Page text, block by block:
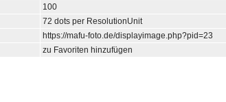
100
72 dots per ResolutionUnit
https://mafu-foto.de/displayimage.php?pid=23
zu Favoriten hinzufügen